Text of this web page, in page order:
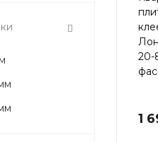
20-
1